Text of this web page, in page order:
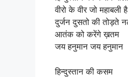
वीरो के वीर जो महाबली है
दुर्जन दुसतो की तोड़ते
आतंक को करेंगे ख़तम
जय हनुमान जय हनुमान
हिन्दुस्तान की कसम